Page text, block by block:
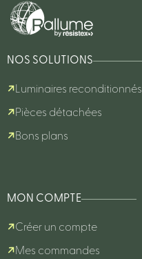
NOS SOLUTIONS
Luminaires reconditionnés
Pièces détachées
Bons plans
MON COMPTE
Créer un compte
Mes commandes